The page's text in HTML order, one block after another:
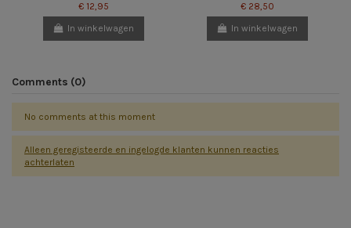
€ 12,95
In winkelwagen
€ 28,50
In winkelwagen
Comments (0)
No comments at this moment
Alleen geregisteerde en ingelogde klanten kunnen reacties
achterlaten